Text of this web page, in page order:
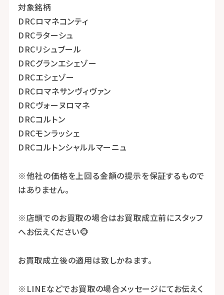
対象銘柄
DRCロマネコンティ
DRCラターシュ
DRCリシュブール
DRCグランエシェゾー
DRCエシェゾー
DRCロマネサンヴィヴァン
DRCヴォーヌロマネ
DRCコルトン
DRCモンラッシェ
DRCコルトンシャルルマーニュ
※他社の価格を上回る金額の提示を保証するもので
はありません。
※店頭でのお買取の場合はお買取成立前にスタッフ
へお伝えください🐵
お買取成立後の適用は致しかねます。
※LINEなどでお買取の場合メッセージにてお伝えく